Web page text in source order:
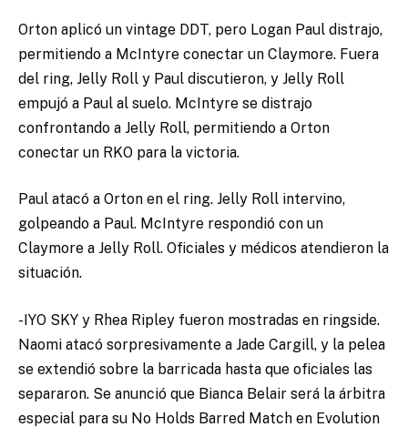
Orton aplicó un vintage DDT, pero Logan Paul distrajo,
permitiendo a McIntyre conectar un Claymore. Fuera
del ring, Jelly Roll y Paul discutieron, y Jelly Roll
empujó a Paul al suelo. McIntyre se distrajo
confrontando a Jelly Roll, permitiendo a Orton
conectar un RKO para la victoria.
Paul atacó a Orton en el ring. Jelly Roll intervino,
golpeando a Paul. McIntyre respondió con un
Claymore a Jelly Roll. Oficiales y médicos atendieron la
situación.
-IYO SKY y Rhea Ripley fueron mostradas en ringside.
Naomi atacó sorpresivamente a Jade Cargill, y la pelea
se extendió sobre la barricada hasta que oficiales las
separaron. Se anunció que Bianca Belair será la árbitra
especial para su No Holds Barred Match en Evolution